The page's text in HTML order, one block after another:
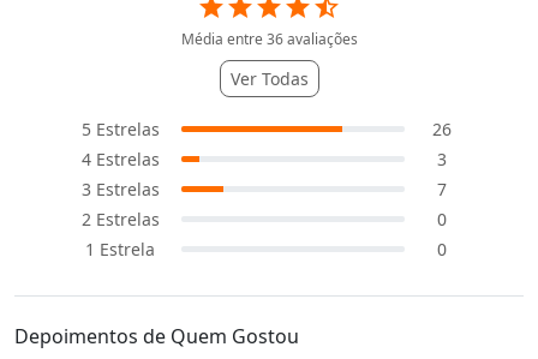
starstarstarstarstar_half
Média entre 36avaliações
Ver Todas
5 Estrelas
26
4 Estrelas
3
3 Estrelas
7
2 Estrelas
0
1 Estrela 0
Depoimentos de Quem Gostou